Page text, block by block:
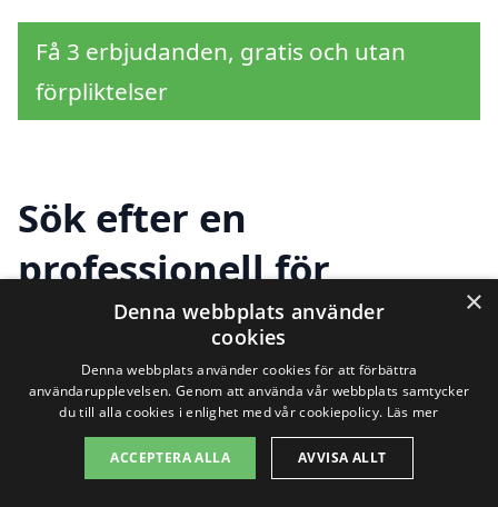
Få 3 erbjudanden, gratis och utan
förpliktelser
Sök efter en
professionell för
solpaneler i andra
städer nära Läppe
Att investera i solpaneler i Läppe kan vara
×
Denna webbplats använder
cookies
Denna webbplats använder cookies för att förbättra
användarupplevelsen. Genom att använda vår webbplats samtycker
du till alla cookies i enlighet med vår cookiepolicy. Läs mer
ACCEPTERA ALLA AVVISA ALLT